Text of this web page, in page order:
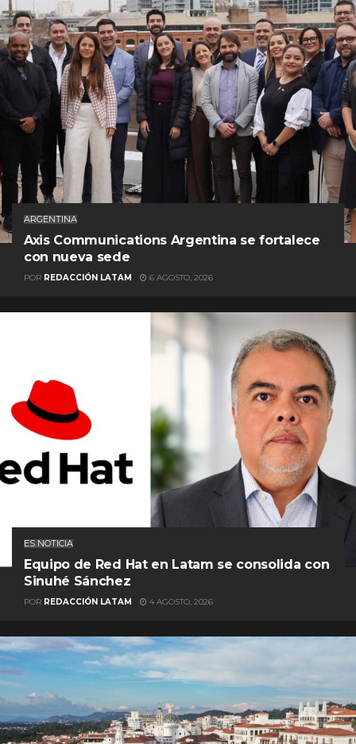
ARGENTINA
Axis Communications Argentina se fortalece
con nueva sede
POR REDACCIÓN LATAM 6 AGOSTO, 2026
ES NOTICIA
Equipo de Red Hat en Latam se consolida con
Sinuhé Sánchez
POR REDACCIÓN LATAM 4 AGOSTO, 2026